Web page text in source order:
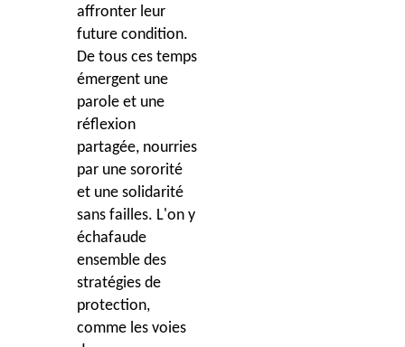
affronter leur
future condition.
De tous ces temps
émergent une
parole et une
réflexion
partagée, nourries
par une sororité
et une solidarité
sans failles. L'on y
échafaude
ensemble des
stratégies de
protection,
comme les voies